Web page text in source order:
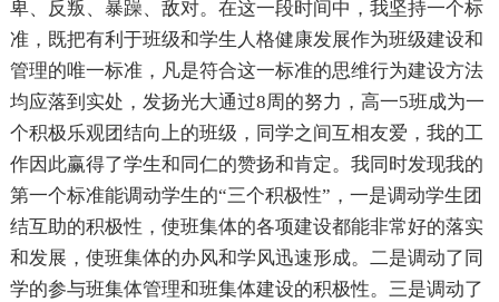
卑、反叛、暴躁、敌对。在这一段时间中，我坚持一个标
准，既把有利于班级和学生人格健康发展作为班级建设和
管理的唯一标准，凡是符合这一标准的思维行为建设方法
均应落到实处，发扬光大通过8周的努力，高一5班成为一
个积极乐观团结向上的班级，同学之间互相友爱，我的工
作因此赢得了学生和同仁的赞扬和肯定。我同时发现我的
第一个标准能调动学生的“三个积极性”，一是调动学生团
结互助的积极性，使班集体的各项建设都能非常好的落实
和发展，使班集体的办风和学风迅速形成。二是调动了同
学的参与班集体管理和班集体建设的积极性。三是调动了